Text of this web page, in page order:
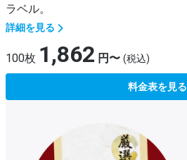
ラベル。
詳細を見る
100枚 1,862 円〜 (税込)
料金表を見る